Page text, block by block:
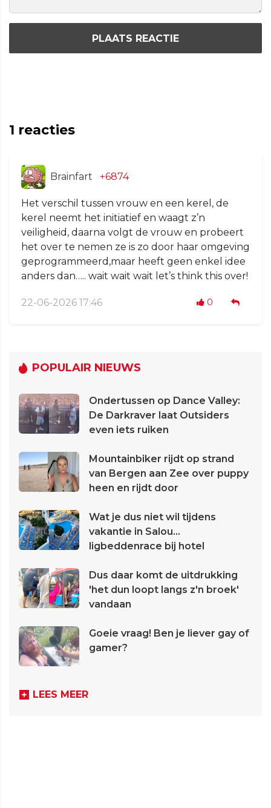
PLAATS REACTIE
1 reacties
Brainfart +6874
Het verschil tussen vrouw en een kerel, de
kerel neemt het initiatief en waagt z’n
veiligheid, daarna volgt de vrouw en probeert
het over te nemen ze is zo door haar omgeving
geprogrammeerd,maar heeft geen enkel idee
anders dan….. wait wait wait let’s think this over!
22-06-2026 17:46 0
POPULAIR NIEUWS
Ondertussen op Dance Valley:
De Darkraver laat Outsiders
even iets ruiken
Mountainbiker rijdt op strand
van Bergen aan Zee over puppy
heen en rijdt door
Wat je dus niet wil tijdens
vakantie in Salou...
ligbeddenrace bij hotel
Dus daar komt de uitdrukking
'het dun loopt langs z'n broek'
vandaan
Goeie vraag! Ben je liever gay of
gamer?
LEES MEER